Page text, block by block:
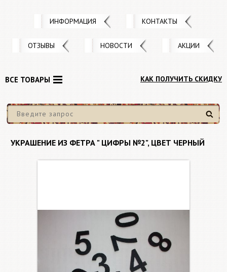
ИНФОРМАЦИЯ КОНТАКТЫ
ОТЗЫВЫ НОВОСТИ АКЦИИ
КАК ПОЛУЧИТЬ СКИДКУ
Найти
ВСЕ ТОВАРЫ
УКРАШЕНИЕ ИЗ ФЕТРА " ЦИФРЫ №2", ЦВЕТ ЧЕРНЫЙ